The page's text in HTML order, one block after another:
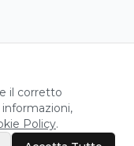
il corretto
Policy.